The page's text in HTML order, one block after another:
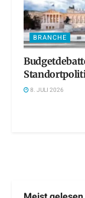
BRANCHE
8. JULI 2026